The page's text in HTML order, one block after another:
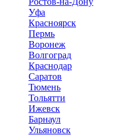
Уфа
Красноярск
Пермь
Воронеж
Волгоград
Краснодар
Саратов
Тюмень
Тольятти
Ижевск
Барнаул
Ульяновск